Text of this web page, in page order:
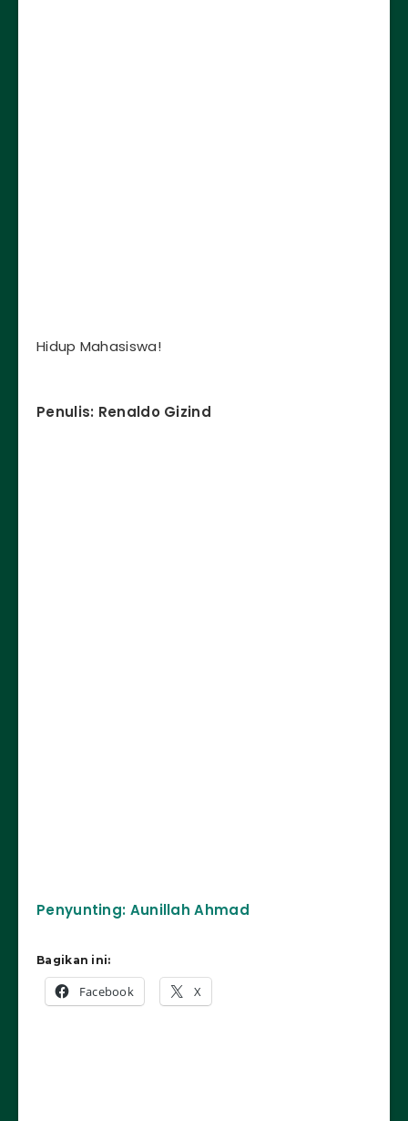
Hidup Mahasiswa!
Penulis: Renaldo Gizind
Penyunting: Aunillah Ahmad
Bagikan ini:
Facebook X